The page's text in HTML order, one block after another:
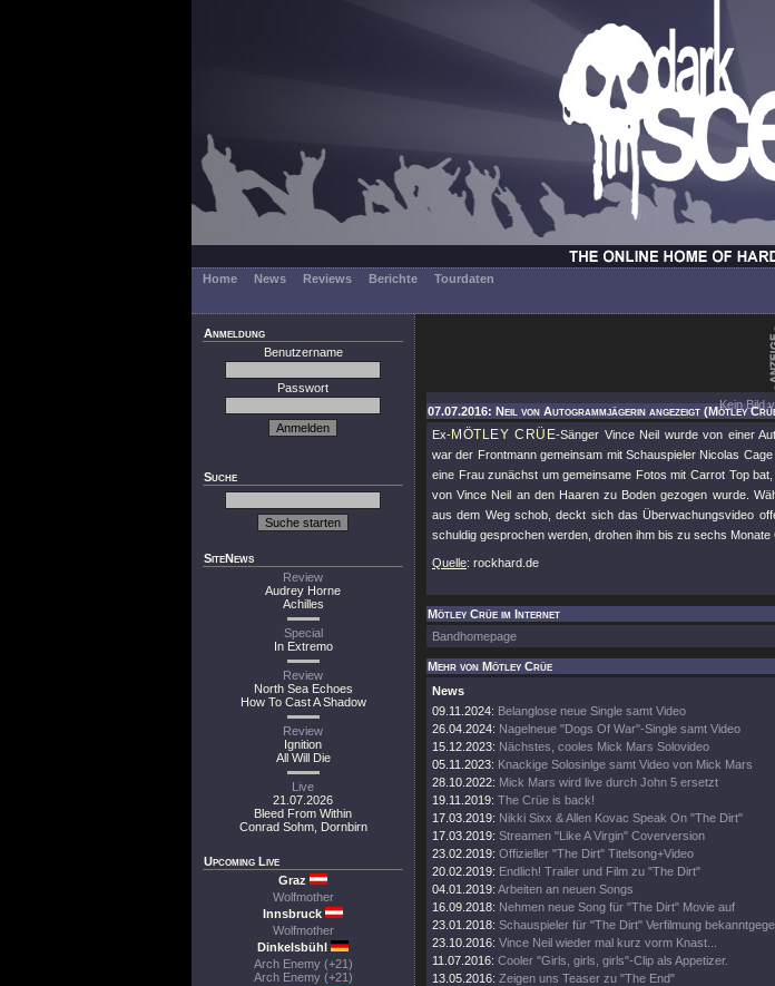
Home News Reviews Berichte
Tourdaten
Anmeldung
Benutzername
Passwort
Suche
SiteNews
Review
Audrey Horne
Achilles
Special
In Extremo
Review
North Sea Echoes
How To Cast A Shadow
Review
Ignition
All Will Die
Live
21.07.2026
Bleed From Within
Conrad Sohm, Dornbirn
Upcoming Live
Graz
Wolfmother
Innsbruck
Wolfmother
Dinkelsbühl
Arch Enemy (+21)
Arch Enemy (+21)
Kein Bild
07.07.2016: Neil von Autogrammjägerin angezeigt (Mötley
Ex-MÖTLEY CRÜE-Sänger Vince Neil wurde von einer
war der Frontmann gemeinsam mit Schauspieler Nicolas
eine Frau zunächst um gemeinsame Fotos mit Carrot Top
von Vince Neil an den Haaren zu Boden gezogen wurde.
aus dem Weg schob, deckt sich das Überwachungsvideo
schuldig gesprochen werden, drohen ihm bis zu sechs Monate
Quelle: rockhard.de
Mötley Crüe im Internet
Bandhomepage
Mehr von Mötley Crüe
News
09.11.2024: Belanglose neue Single samt Video
26.04.2024: Nagelneue "Dogs Of War"-Single samt Video
15.12.2023: Nächstes, cooles Mick Mars Solovideo
05.11.2023: Knackige Solosinlge samt Video von Mick Mars
28.10.2022: Mick Mars wird live durch John 5 ersetzt
19.11.2019: The Crüe is back!
17.03.2019: Nikki Sixx & Allen Kovac Speak On "The Dirt"
17.03.2019: Streamen "Like A Virgin" Coverversion
23.02.2019: Offizieller "The Dirt" Titelsong+Video
20.02.2019: Endlich! Trailer und Film zu "The Dirt"
04.01.2019: Arbeiten an neuen Songs
16.09.2018: Nehmen neue Song für "The Dirt" Movie auf
23.01.2018: Schauspieler für "The Dirt" Verfilmung
23.10.2016: Vince Neil wieder mal kurz vorm Knast...
11.07.2016: Cooler "Girls, girls, girls"-Clip als Appetizer.
13.05.2016: Zeigen uns Teaser zu "The End"